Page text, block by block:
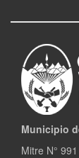
Municipio
Mitre N° 991